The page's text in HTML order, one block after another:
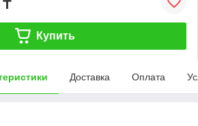
₸
Купить
Доставка Оплата